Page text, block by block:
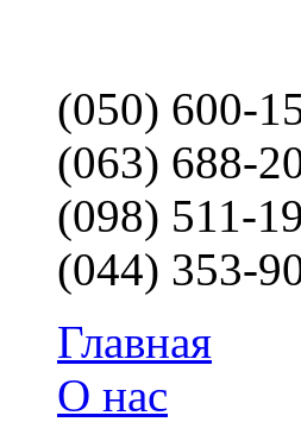
(050) 600-
(063) 688-
(098) 511-
(044) 353-
Главная
О нас